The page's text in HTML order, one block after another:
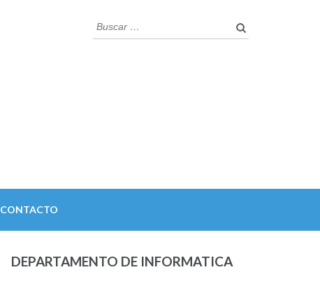
Buscar:
CONTACTO
DEPARTAMENTO DE INFORMATICA